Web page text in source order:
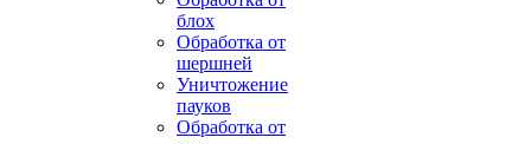
блох
Обработка от
шершней
Уничтожение
пауков
Обработка от